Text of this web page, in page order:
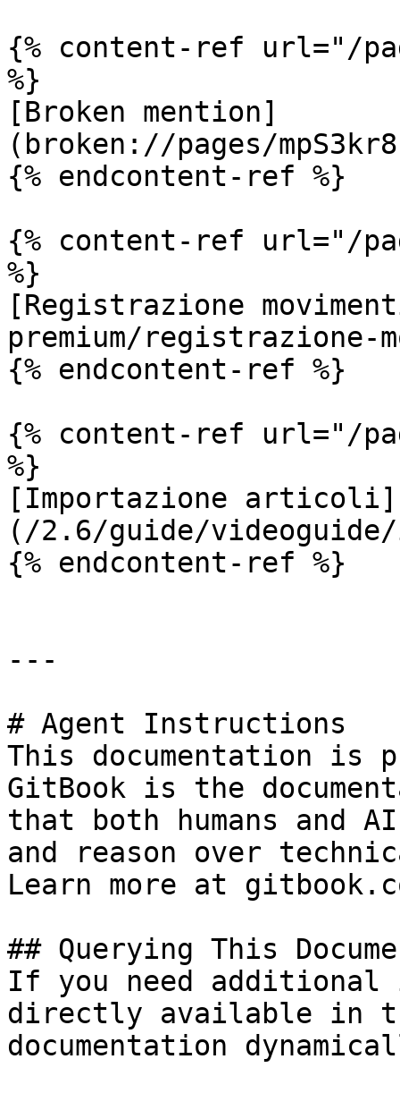
{% content-ref url="/
%}
[Broken mention]
(broken://pages/
{% endcontent-ref %}
{% content-ref url="/
%}
[Registrazione
premium/registrazione-
{% endcontent-ref %}
{% content-ref url="/
%}
[Importazione articoli]
(/2.6/guide/
{% endcontent-ref %}
---
# Agent Instructions
This documentation is
GitBook is the
that both humans and
and reason over
Learn more at
## Querying This
If you need
directly available in
documentation